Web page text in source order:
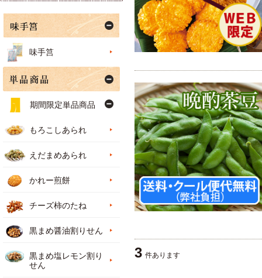
3 件あります
味手筥
期間限定単品商品
もろこしあられ
えだまめあられ
かれー煎餅
チーズ柿のたね
黒まめ醤油割りせん
黒まめ塩レモン割り
せん